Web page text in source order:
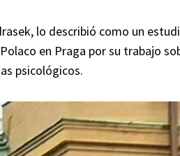
lo describió como un
en Praga por su trabajo
psicológicos.